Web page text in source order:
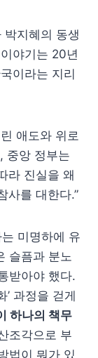
박지혜의 동생
야기는 20년
이라는 지리
애도와 위로
중앙 정부는
라 진실을 왜
사를 대한다.”
는 미명하에 유
슬픔과 분노
받아야 했다.
’ 과정을 걷게
하나의 책무
조각으로 부
법이 뭐가 있